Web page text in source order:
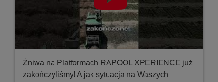
Żniwa na Platformach RAPOOL XPERIENCE już
zakończyliśmy! A jak sytuacja na Waszych